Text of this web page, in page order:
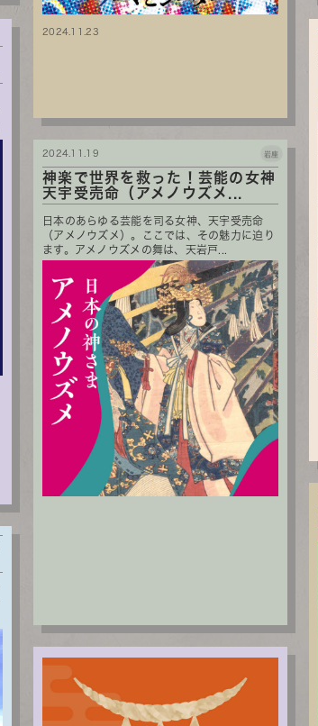
2024.11.23
神楽で世界を救った！芸能の女神
天宇受売命（アメノウズメ...
日本のあらゆる芸能を司る女神、天宇受売命
（アメノウズメ）。ここでは、その魅力に迫り
ます。アメノウズメの舞は、天岩戸...
2024.11.19 岩座